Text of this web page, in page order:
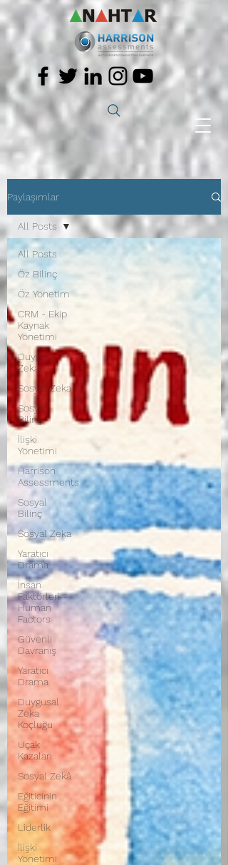
Paylaşımlar
All Posts
Öz Bilinç
Öz Yönetim
CRM - Ekip
Kaynak
Yönetimi
Duygusal
Zeka
Sosyal Zeka
Sosyal
Bilinç
İlişki
Yönetimi
Harrison
Assessments
Sosyal
Bilinç
Sosyal Zeka
Yaratıcı
Drama
İnsan
Faktörleri -
Human
Factors
Güvenli
Davranış
Yaratıcı
Drama
Duygusal
Zeka
Koçluğu
Uçak
Kazaları
Sosyal Zekâ
Eğiticinin
Eğitimi
Liderlik
İlişki
Yönetimi
All Posts